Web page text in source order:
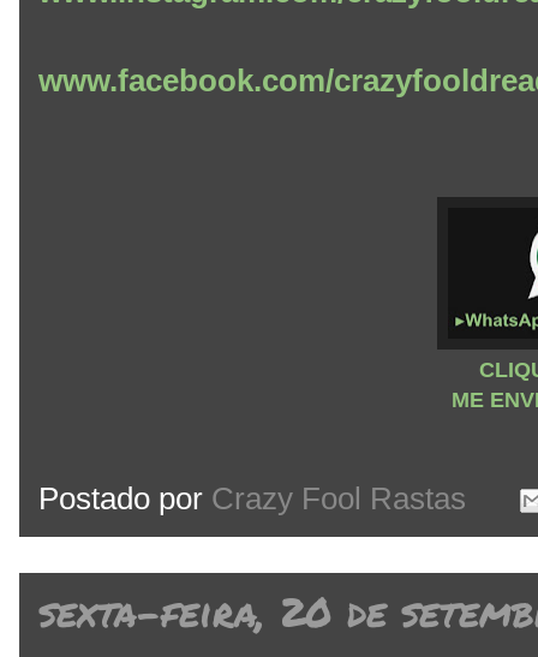
www.facebook.com/
ME
Postado por Crazy Fool Rastas
sexta-feira, 20 de